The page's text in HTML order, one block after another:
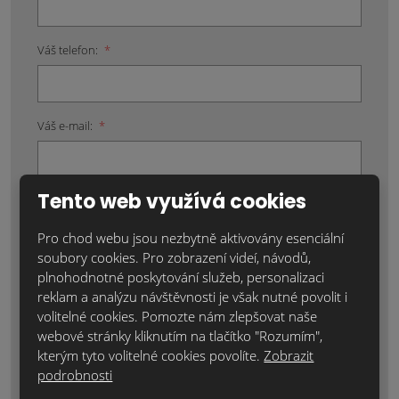
Váš telefon: *
Váš e-mail: *
Místo realizace: *
Položky označené hvězdičkou (*) jsou povinné.
Souhlasím se zpracováním osobních údajů
Text zprávy *
Tento web využívá cookies
Pro chod webu jsou nezbytně aktivovány esenciální
soubory cookies. Pro zobrazení videí, návodů,
plnohodnotné poskytování služeb, personalizaci
reklam a analýzu návštěvnosti je však nutné povolit i
volitelné cookies. Pomozte nám zlepšovat naše
webové stránky kliknutím na tlačítko "Rozumím",
kterým tyto volitelné cookies povolíte. Zobrazit
podrobnosti